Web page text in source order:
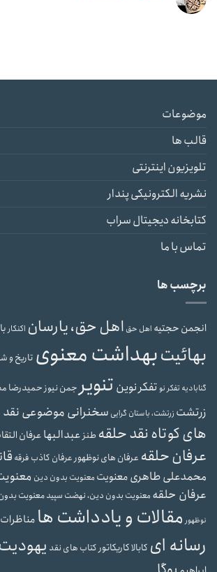
موضوعات
قالب ها
تلویزیون اینترنتی
نشریه الکترونیکی پندار
کتابخانه دیجیتال سراب
تماس با ما
برچسب ها
انجمن حجتیه اهل حق اهل حق، یارسان اکنکار
بهائیتبهداشت معنوی تاریخ
گنابادیه تفکر نوتفکر نوین تنویر جمن نیوز حمیدرضا
زرتشت زرتشت، باستان گرایی سخنرانی موضوعی
های کوتاه نقد حلقه طنز عبدالبهاعرفان
عرفان حلقه عرفان های نوظهور عرفان کاذب فرقه
محمدعلی طاهریمعنویتمعنویت بدون دین
عرفان حلقهمعنویت بدون دین، نهضت سپیدمعنویت
نوظهور مقالات و یادداشت ها
رسانه ای کابالاکاریکاتور کتاب های نقد یهودیت